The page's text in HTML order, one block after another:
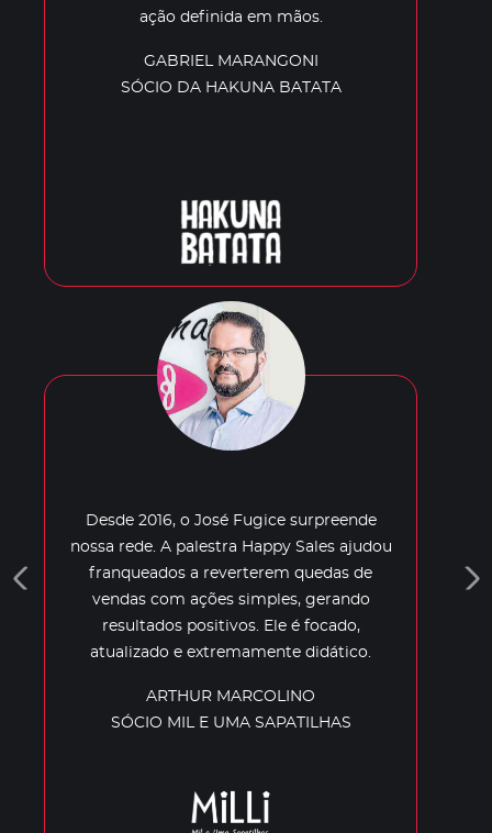
ação definida em mãos.
GABRIEL MARANGONI
SÓCIO DA HAKUNA BATATA
Desde 2016, o José Fugice surpreende
nossa rede. A palestra Happy Sales ajudou
franqueados a reverterem quedas de
vendas com ações simples, gerando
resultados positivos. Ele é focado,
atualizado e extremamente didático.
ARTHUR MARCOLINO
SÓCIO MIL E UMA SAPATILHAS